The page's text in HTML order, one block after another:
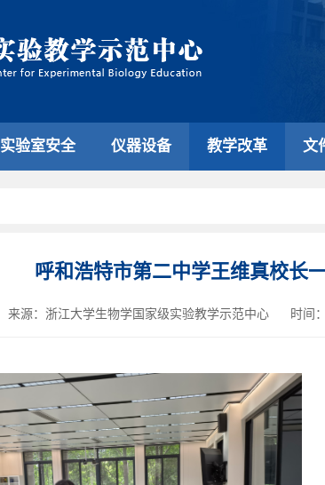
实验室安全 仪器设备 教学改革 文
呼和浩特市第二中学王维真校长
来源：浙江大学生物学国家级实验教学示范中心 时间